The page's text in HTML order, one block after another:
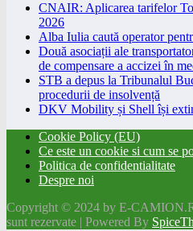
CNAIR: Aplicarea tarifelor
2026
Alba Iulia caută operator
Două asociații ale
de compensare a accizei în
STB a depus la Tribunalul
procedurii de insolvență
DKV Mobility și Shell își
Cookie Policy (EU)
Ce este un cookie si cum se
Politica de confidentialitate
Despre noi
Copyright © 2024 by E-
sunt rezervate | Powered By